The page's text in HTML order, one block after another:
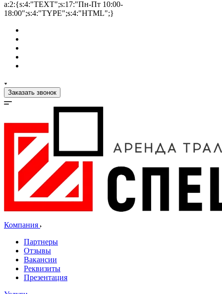
a:2:{s:4:"TEXT";s:17:"Пн-Пт 10:00-
18:00";s:4:"TYPE";s:4:"HTML";}
Заказать звонок
Компания
Партнеры
Отзывы
Вакансии
Реквизиты
Презентация